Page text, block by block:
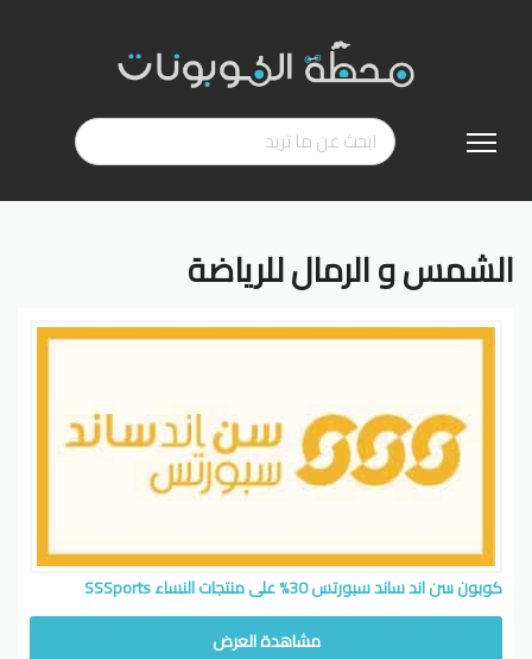
إلى
الشمس و الرمال للرياضة
كوبون سن اند ساند سبورتس 30% على منتجات النساء SSSports
مشاهدة العرض